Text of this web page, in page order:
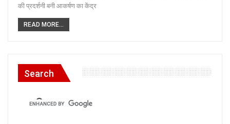
की प्रदर्शनी बनी आकर्षण का केंद्र
READ MORE...
Search